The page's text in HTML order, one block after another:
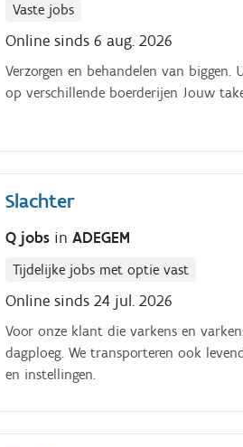
Vaste jobs
Online sinds 6 aug. 2026
Verzorgen en behandelen van
op verschillende boerderijen Jouw
Slachter
Q jobs inADEGEM
Tijdelijke jobs met optie vast
Online sinds 24 jul. 2026
Voor onze klant die varkens en
dagploeg. We transporteren ook
en instellingen.